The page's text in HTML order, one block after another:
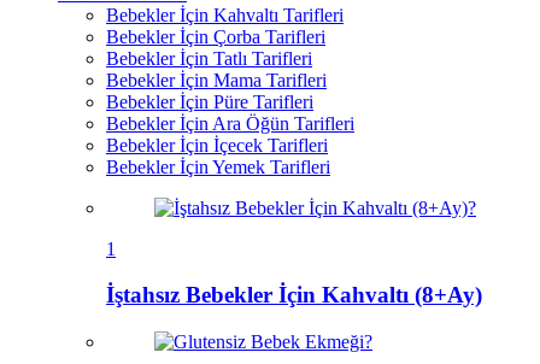
Bebekler İçin Kahvaltı Tarifleri
Bebekler İçin Çorba Tarifleri
Bebekler İçin Tatlı Tarifleri
Bebekler İçin Mama Tarifleri
Bebekler İçin Püre Tarifleri
Bebekler İçin Ara Öğün Tarifleri
Bebekler İçin İçecek Tarifleri
Bebekler İçin Yemek Tarifleri
1
İştahsız Bebekler İçin Kahvaltı (8+Ay)